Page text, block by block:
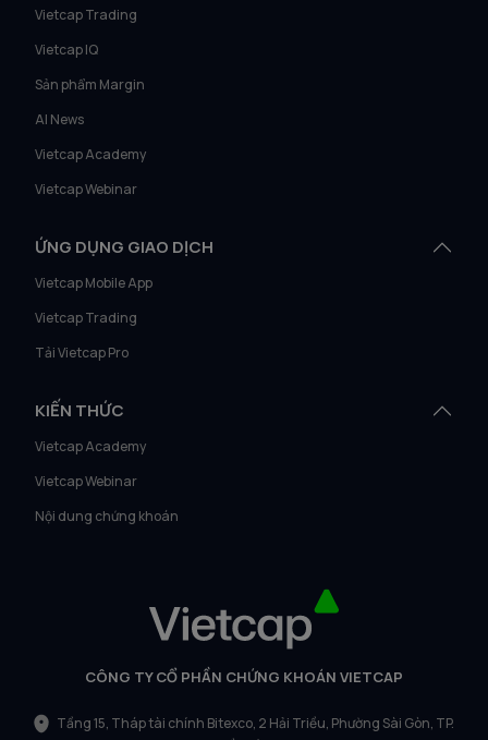
Vietcap Trading
Vietcap IQ
Sản phẩm Margin
AI News
Vietcap Academy
Vietcap Webinar
ỨNG DỤNG GIAO DỊCH
Vietcap Mobile App
Vietcap Trading
Tải Vietcap Pro
KIẾN THỨC
Vietcap Academy
Vietcap Webinar
Nội dung chứng khoán
CÔNG TY CỔ PHẦN CHỨNG KHOÁN VIETCAP
Tầng 15, Tháp tài chính Bitexco, 2 Hải Triều, Phường Sài Gòn, TP.